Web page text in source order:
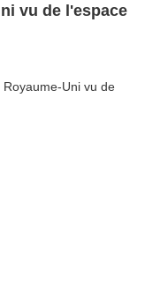
vu de l'espace